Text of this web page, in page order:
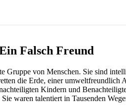
Falsch Freund
Gruppe von Menschen. Sie sind
die Erde, einer
Kindern und
waren talentiert in Tausenden